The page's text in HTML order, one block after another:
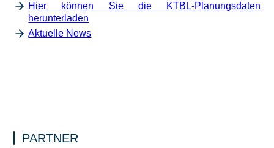
Hier können Sie die KTBL-Planungsdaten
herunterladen
Aktuelle News
PARTNER